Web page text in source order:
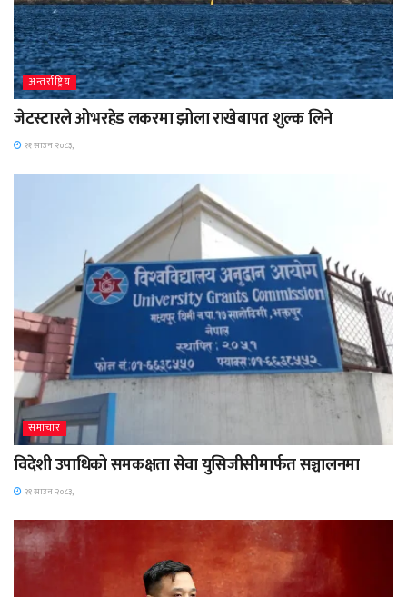
अन्तर्राष्ट्रिय
जेटस्टारले ओभरहेड लकरमा झोला राखेबापत शुल्क लिने
२१ साउन २०८३,
समाचार
विदेशी उपाधिको समकक्षता सेवा युसिजीसीमार्फत सञ्चालनमा
२१ साउन २०८३,